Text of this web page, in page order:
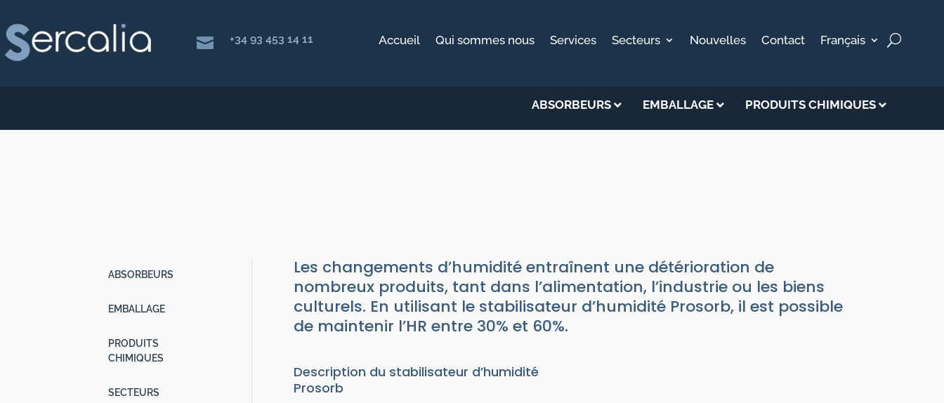
 +34 93 453 14 11 Accueil Qui sommes nous Services Secteurs Nouvelles Contact Français
ABSORBEURS EMBALLAGE PRODUITS CHIMIQUES
ABSORBEURS
EMBALLAGE
PRODUITS
CHIMIQUES
SECTEURS
Les changements d’humidité entraînent une détérioration de
nombreux produits, tant dans l’alimentation, l’industrie ou les biens
culturels. En utilisant le stabilisateur d’humidité Prosorb, il est possible
de maintenir l’HR entre 30% et 60%.
Description du stabilisateur d’humidité
Prosorb